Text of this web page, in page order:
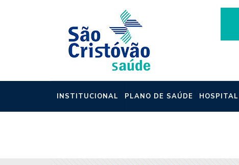
INSTITUCIONAL PLANO DE SAÚDE HOSPITAL